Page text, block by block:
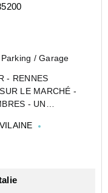
Parking / Garage
- RENNES
LE MARCHÉ -
- UN
plain-pied, idéale
calme et...